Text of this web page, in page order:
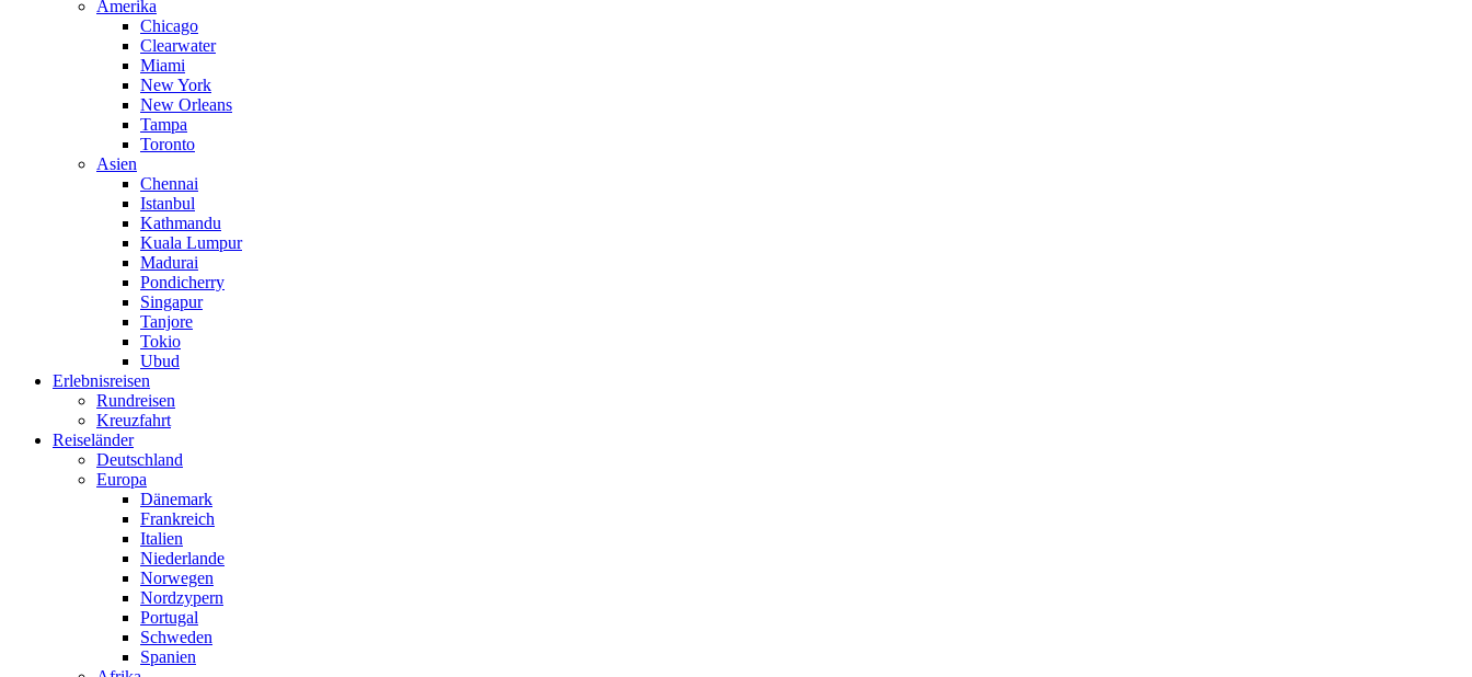
Amerika
Chicago
Clearwater
Miami
New York
New Orleans
Tampa
Toronto
Asien
Chennai
Istanbul
Kathmandu
Kuala Lumpur
Madurai
Pondicherry
Singapur
Tanjore
Tokio
Ubud
Erlebnisreisen
Rundreisen
Kreuzfahrt
Reiseländer
Deutschland
Europa
Dänemark
Frankreich
Italien
Niederlande
Norwegen
Nordzypern
Portugal
Schweden
Spanien